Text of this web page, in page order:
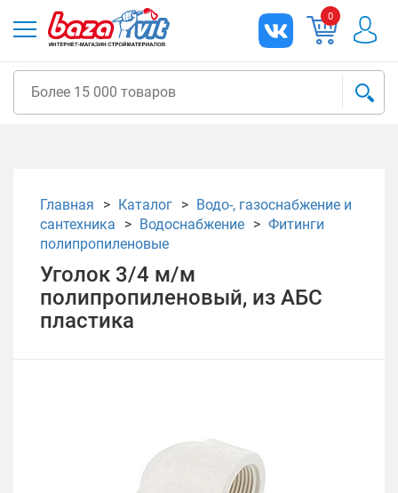
0
Главная Каталог
Водо-, газоснабжение и
сантехника
Водоснабжение
Фитинги
полипропиленовые
Уголок 3/4 м/м
полипропиленовый, из АБС
пластика